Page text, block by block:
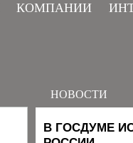
КОМПАНИИ
НОВОСТИ
В ГОСДУМЕ